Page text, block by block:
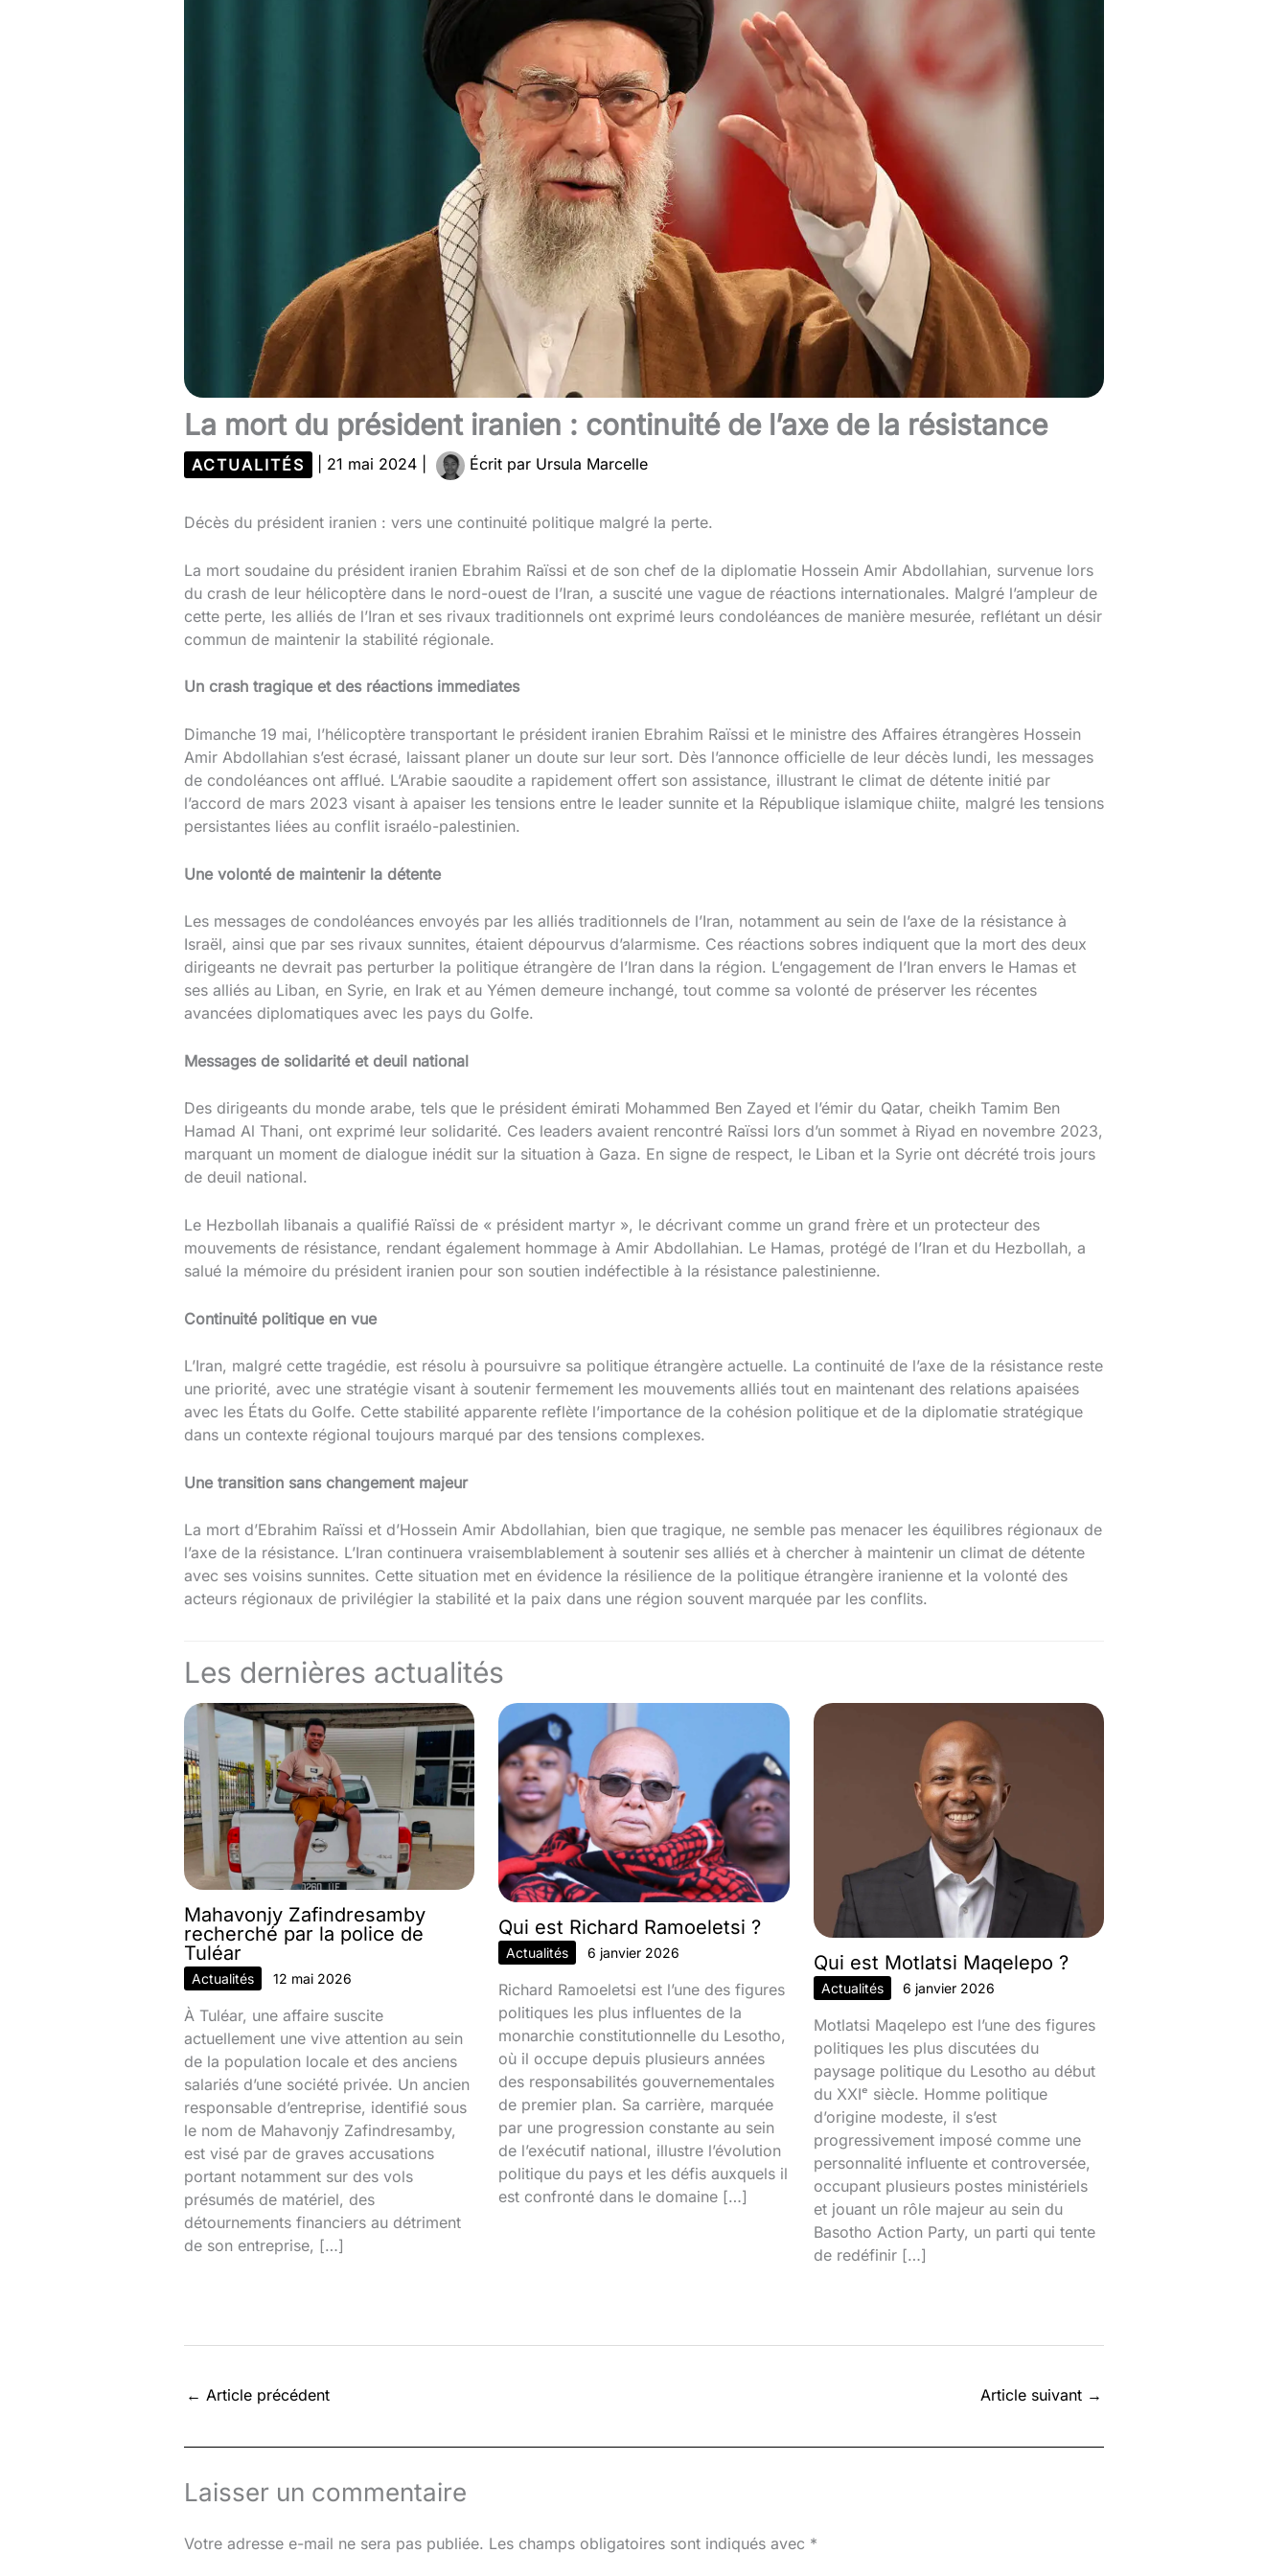
La mort du président iranien : continuité de l’axe de la résistance
ACTUALITÉS 21 mai 2024 Écrit par Ursula Marcelle
Décès du président iranien : vers une continuité politique malgré la perte.
La mort soudaine du président iranien Ebrahim Raïssi et de son chef de la diplomatie Hossein Amir Abdollahian, survenue lors
du crash de leur hélicoptère dans le nord-ouest de l’Iran, a suscité une vague de réactions internationales. Malgré l’ampleur de
cette perte, les alliés de l’Iran et ses rivaux traditionnels ont exprimé leurs condoléances de manière mesurée, reflétant un désir
commun de maintenir la stabilité régionale.
Un crash tragique et des réactions immediates
Dimanche 19 mai, l’hélicoptère transportant le président iranien Ebrahim Raïssi et le ministre des Affaires étrangères Hossein
Amir Abdollahian s’est écrasé, laissant planer un doute sur leur sort. Dès l’annonce officielle de leur décès lundi, les messages
de condoléances ont afflué. L’Arabie saoudite a rapidement offert son assistance, illustrant le climat de détente initié par
l’accord de mars 2023 visant à apaiser les tensions entre le leader sunnite et la République islamique chiite, malgré les tensions
persistantes liées au conflit israélo-palestinien.
Une volonté de maintenir la détente
Les messages de condoléances envoyés par les alliés traditionnels de l’Iran, notamment au sein de l’axe de la résistance à
Israël, ainsi que par ses rivaux sunnites, étaient dépourvus d’alarmisme. Ces réactions sobres indiquent que la mort des deux
dirigeants ne devrait pas perturber la politique étrangère de l’Iran dans la région. L’engagement de l’Iran envers le Hamas et
ses alliés au Liban, en Syrie, en Irak et au Yémen demeure inchangé, tout comme sa volonté de préserver les récentes
avancées diplomatiques avec les pays du Golfe.
Messages de solidarité et deuil national
Des dirigeants du monde arabe, tels que le président émirati Mohammed Ben Zayed et l’émir du Qatar, cheikh Tamim Ben
Hamad Al Thani, ont exprimé leur solidarité. Ces leaders avaient rencontré Raïssi lors d’un sommet à Riyad en novembre 2023,
marquant un moment de dialogue inédit sur la situation à Gaza. En signe de respect, le Liban et la Syrie ont décrété trois jours
de deuil national.
Le Hezbollah libanais a qualifié Raïssi de « président martyr », le décrivant comme un grand frère et un protecteur des
mouvements de résistance, rendant également hommage à Amir Abdollahian. Le Hamas, protégé de l’Iran et du Hezbollah, a
salué la mémoire du président iranien pour son soutien indéfectible à la résistance palestinienne.
Continuité politique en vue
L’Iran, malgré cette tragédie, est résolu à poursuivre sa politique étrangère actuelle. La continuité de l’axe de la résistance reste
une priorité, avec une stratégie visant à soutenir fermement les mouvements alliés tout en maintenant des relations apaisées
avec les États du Golfe. Cette stabilité apparente reflète l’importance de la cohésion politique et de la diplomatie stratégique
dans un contexte régional toujours marqué par des tensions complexes.
Une transition sans changement majeur
La mort d’Ebrahim Raïssi et d’Hossein Amir Abdollahian, bien que tragique, ne semble pas menacer les équilibres régionaux de
l’axe de la résistance. L’Iran continuera vraisemblablement à soutenir ses alliés et à chercher à maintenir un climat de détente
avec ses voisins sunnites. Cette situation met en évidence la résilience de la politique étrangère iranienne et la volonté des
acteurs régionaux de privilégier la stabilité et la paix dans une région souvent marquée par les conflits.
Les dernières actualités
Mahavonjy Zafindresamby
recherché par la police de
Tuléar
Actualités 12 mai 2026
À Tuléar, une affaire suscite
actuellement une vive attention au sein
de la population locale et des anciens
salariés d’une société privée. Un ancien
responsable d’entreprise, identifié sous
le nom de Mahavonjy Zafindresamby,
est visé par de graves accusations
portant notamment sur des vols
présumés de matériel, des
détournements financiers au détriment
de son entreprise, […]
Qui est Richard Ramoeletsi ?
Actualités 6 janvier 2026
Richard Ramoeletsi est l’une des figures
politiques les plus influentes de la
monarchie constitutionnelle du Lesotho,
où il occupe depuis plusieurs années
des responsabilités gouvernementales
de premier plan. Sa carrière, marquée
par une progression constante au sein
de l’exécutif national, illustre l’évolution
politique du pays et les défis auxquels il
est confronté dans le domaine […]
Qui est Motlatsi Maqelepo ?
Actualités 6 janvier 2026
Motlatsi Maqelepo est l’une des figures
politiques les plus discutées du
paysage politique du Lesotho au début
du XXIᵉ siècle. Homme politique
d’origine modeste, il s’est
progressivement imposé comme une
personnalité influente et controversée,
occupant plusieurs postes ministériels
et jouant un rôle majeur au sein du
Basotho Action Party, un parti qui tente
de redéfinir […]
← Article précédent Article suivant →
Laisser un commentaire
Votre adresse e-mail ne sera pas publiée. Les champs obligatoires sont indiqués avec *